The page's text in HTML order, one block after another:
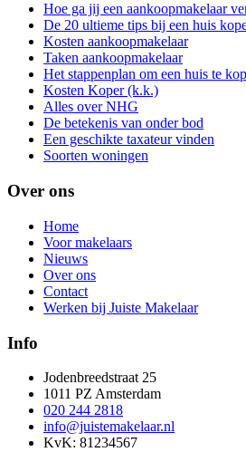
Hoe ga jij een aankoopmakelaar
De 20 ultieme tips bij een huis
Kosten aankoopmakelaar
Taken aankoopmakelaar
Het stappenplan om een huis te
Kosten Koper (k.k.)
Alles over NHG
De betekenis van onder bod
Een geschikte taxateur vinden
Soorten woningen
Over ons
Home
Voor makelaars
Nieuws
Over ons
Contact
Werken bij Juiste Makelaar
Info
Jodenbreedstraat 25
1011 PZ Amsterdam
020 244 2818
info@juistemakelaar.nl
KvK: 81234567